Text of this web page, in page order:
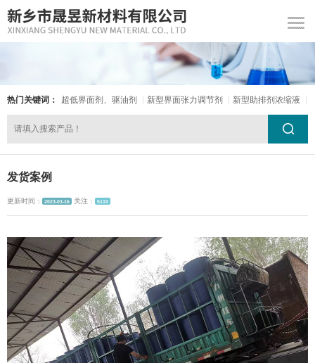
热门关键词： 超低界面剂、驱油剂 新型界面张力调节剂 新型助排剂浓缩液
发货案例
更新时间： 2023-03-16 关注： 5110